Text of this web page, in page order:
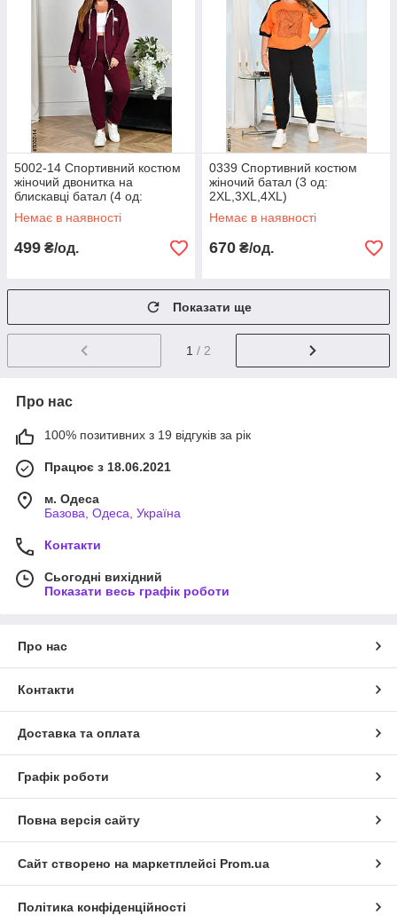
5002-14 Спортивний костюм
жіночий двонитка на
блискавці батал (4 од:
50,52,54,56)
Немає в наявності
499 ₴/од.
0339 Спортивний костюм
жіночий батал (3 од:
2XL,3XL,4XL)
Немає в наявності
670 ₴/од.
Показати ще
1 / 2
Про нас
100% позитивних з 19 відгуків за рік
Працює з 18.06.2021
м. Одеса
Базова, Одеса, Україна
Контакти
Сьогодні вихідний
Показати весь графік роботи
Про нас
Контакти
Доставка та оплата
Графік роботи
Повна версія сайту
Сайт створено на маркетплейсі Prom.ua
Політика конфіденційності